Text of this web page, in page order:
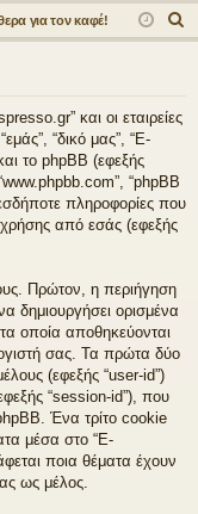
δε
ση
ρα
φ
για τον καφέ!
ν
και οι εταιρείες
“δικό μας”, “E-
το phpBB (εφεξής
“phpBB
πληροφορίες που
χρήσης από εσάς (εφεξής
Πρώτον, η περιήγηση
δημιουργήσει ορισμένα
οποία αποθηκεύονται
σας. Τα πρώτα δύο
(εφεξής “user-id”)
“session-id”), που
Ένα τρίτο cookie
μέσα στο “E-
ποια θέματα έχουν
ως μέλος.